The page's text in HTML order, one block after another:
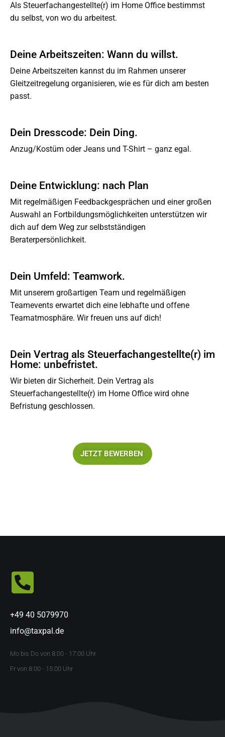
Als Steuerfachangestellte(r) im Home Office bestimmst
du selbst, von wo du arbeitest.
Deine Arbeitszeiten: Wann du willst.
Deine Arbeitszeiten kannst du im Rahmen unserer
Gleitzeitregelung organisieren, wie es für dich am besten
passt.
Dein Dresscode: Dein Ding.
Anzug/Kostüm oder Jeans und T-Shirt – ganz egal.
Deine Entwicklung: nach Plan
Mit regelmäßigen Feedbackgesprächen und einer großen
Auswahl an Fortbildungsmöglichkeiten unterstützen wir
dich auf dem Weg zur selbstständigen
Beraterpersönlichkeit.
Dein Umfeld: Teamwork.
Mit unserem großartigen Team und regelmäßigen
Teamevents erwartet dich eine lebhafte und offene
Teamatmosphäre. Wir freuen uns auf dich!
Dein Vertrag als Steuerfachangestellte(r) im
Home: unbefristet.
Wir bieten dir Sicherheit. Dein Vertrag als
Steuerfachangestellte(r) im Home Office wird ohne
Befristung geschlossen.
JETZT BEWERBEN
+49 40 5079970
info@taxpal.de
Mo bis Do von 8:00 - 17:00 Uhr
Fr von 8:00 - 15:00 Uhr